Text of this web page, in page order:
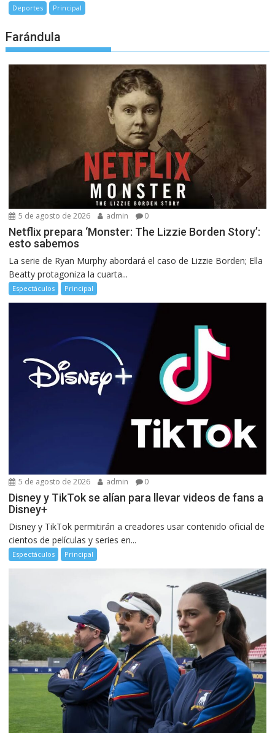
Deportes Principal
Farándula
5 de agosto de 2026 admin 0
Netflix prepara ‘Monster: The Lizzie Borden Story’:
esto sabemos
La serie de Ryan Murphy abordará el caso de Lizzie Borden; Ella
Beatty protagoniza la cuarta...
Espectáculos Principal
5 de agosto de 2026 admin 0
Disney y TikTok se alían para llevar videos de fans a
Disney+
Disney y TikTok permitirán a creadores usar contenido oficial de
cientos de películas y series en...
Espectáculos Principal